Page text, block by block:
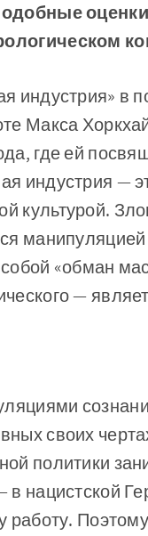
индустрия» в
Макса
где ей
индустрия —
культурой.
«обман
—
своих
политики
в нацистской
работу.